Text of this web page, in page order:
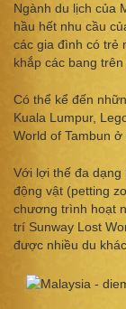
Ngành du lịch của
hầu hết nhu cầu
các gia đình có trẻ
khắp các bang
Có thể kể đến
Kuala Lumpur,
World of Tambun
Với lợi thế đa dạng
động vật (petting
chương trình hoạt
trí Sunway Lost
được nhiều du